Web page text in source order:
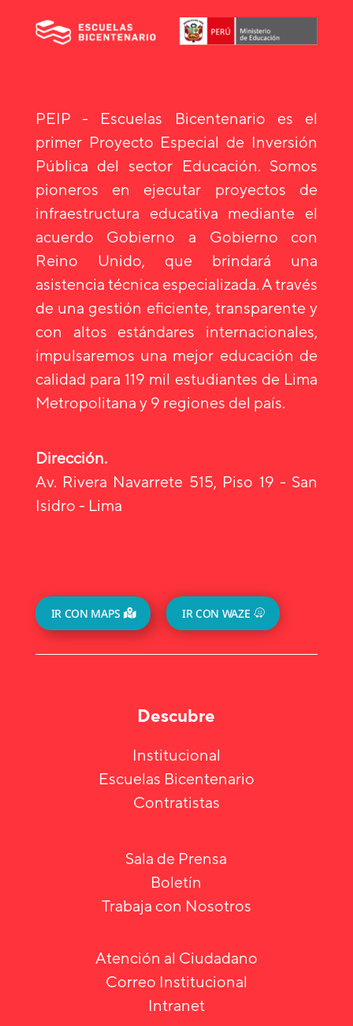
PEIP - Escuelas Bicentenario es el
primer Proyecto Especial de Inversión
Pública del sector Educación. Somos
pioneros en ejecutar proyectos de
infraestructura educativa mediante el
acuerdo Gobierno a Gobierno con
Reino Unido, que brindará una
asistencia técnica especializada. A través
de una gestión eficiente, transparente y
con altos estándares internacionales,
impulsaremos una mejor educación de
calidad para 119 mil estudiantes de Lima
Metropolitana y 9 regiones del país.
Dirección.
Av. Rivera Navarrete 515, Piso 19 - San
Isidro - Lima
IR CON MAPS IR CON WAZE
Descubre
Institucional
Escuelas Bicentenario
Contratistas
Sala de Prensa
Boletín
Trabaja con Nosotros
Atención al Ciudadano
Correo Institucional
Intranet